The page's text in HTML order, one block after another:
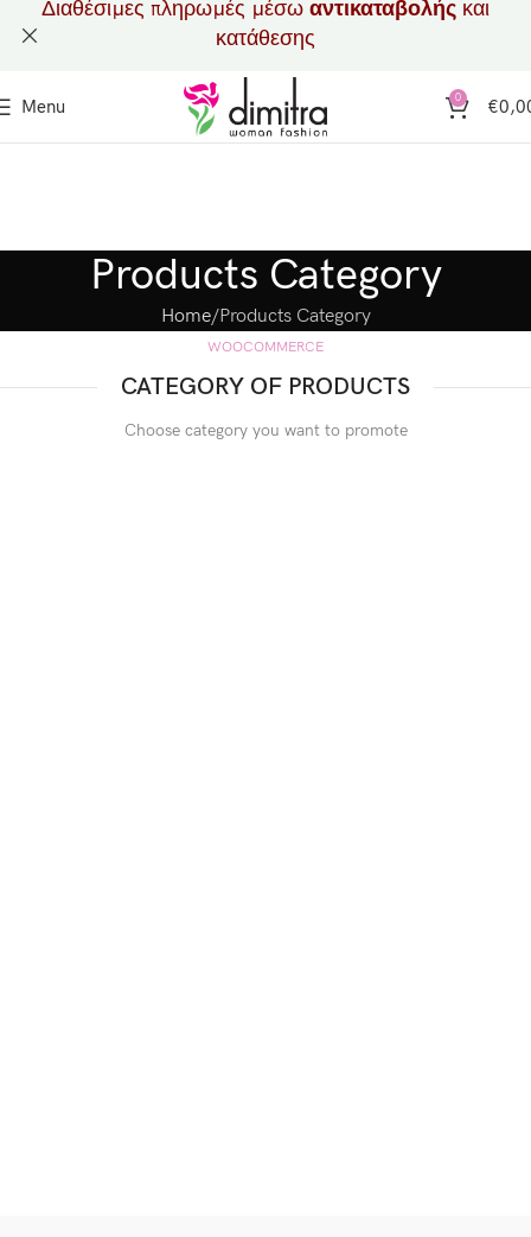
Menu 0 €
Products Category
Home Products Category
WOOCOMMERCE
CATEGORY OF PRODUCTS
Choose category you want to promote
Διαθέσιμες πληρωμές μέσω αντικαταβολής και
κατάθεσης